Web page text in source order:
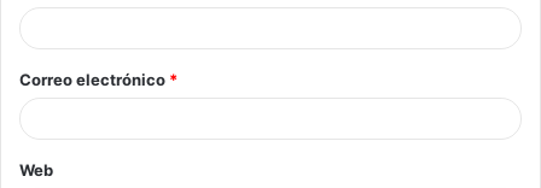
Correo electrónico *
Web